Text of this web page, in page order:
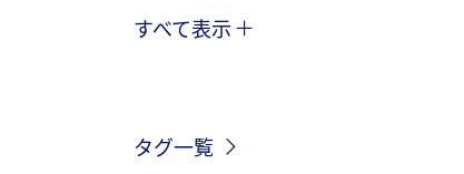
シンガポール
香港
すべて表示
タグ一覧